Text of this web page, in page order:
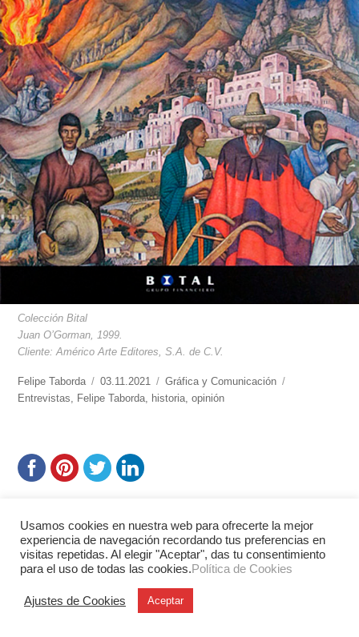
Colección Bital
Juan O’Gorman, 1999.
Cliente: Américo Arte Editores, S.A. de C.V.
https://www.experimenta.es/author/felipe-
taborda/
Felipe Taborda
Publicado
el
03.11.2021 Categorías
Gráfica y Comunicación
Entrevistas, Felipe Taborda, historia,opinión
Artículos Relacionados
Usamos cookies en nuestra web para ofrecerte la mejor
experiencia de navegación recordando tus preferencias en
visitas repetidas. Al elegir "Aceptar", das tu consentimiento
para el uso de todas las cookies.Política de Cookies
Ajustes de Cookies Aceptar